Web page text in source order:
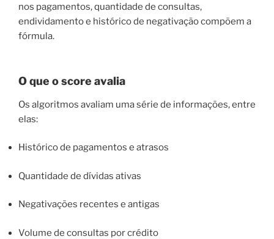
nos pagamentos, quantidade de consultas,
endividamento e histórico de negativação compõem a
fórmula.
O que o score avalia
Os algoritmos avaliam uma série de informações, entre
elas:
Histórico de pagamentos e atrasos
Quantidade de dívidas ativas
Negativações recentes e antigas
Volume de consultas por crédito